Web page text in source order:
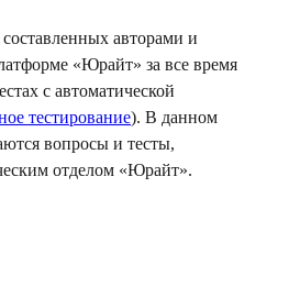
авторами и
«Юрайт» за все время
с автоматической
тестирование). В данном
вопросы и тесты,
отделом «Юрайт».